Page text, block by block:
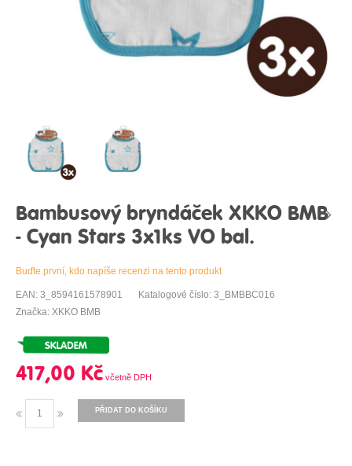
Bambusový bryndáček XKKO BMB
- Cyan Stars 3x1ks VO bal.
Buďte první, kdo napíše recenzi na tento produkt
EAN: 3_8594161578901
Katalogové číslo: 3_BMBBC016
Značka: XKKO BMB
417,00 Kč
PŘIDAT DO KOŠÍKU